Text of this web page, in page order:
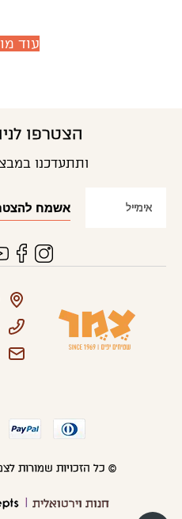
עוד
הצטרפו
ותתעדכנו
© כל הזכויות שמורות
חנות וירטואלית